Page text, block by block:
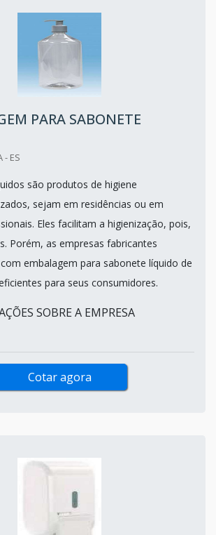
PARA SABONETE
- ES
são produtos de higiene
sejam em residências ou em
Eles facilitam a higienização, pois,
Porém, as empresas fabricantes
embalagem para sabonete líquido de
para seus consumidores.
SOBRE A EMPRESA
Cotar agora